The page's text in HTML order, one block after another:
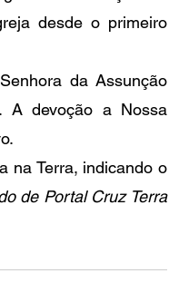
desde o primeiro
da Assunção
A devoção a Nossa
na Terra, indicando o
de Portal Cruz Terra